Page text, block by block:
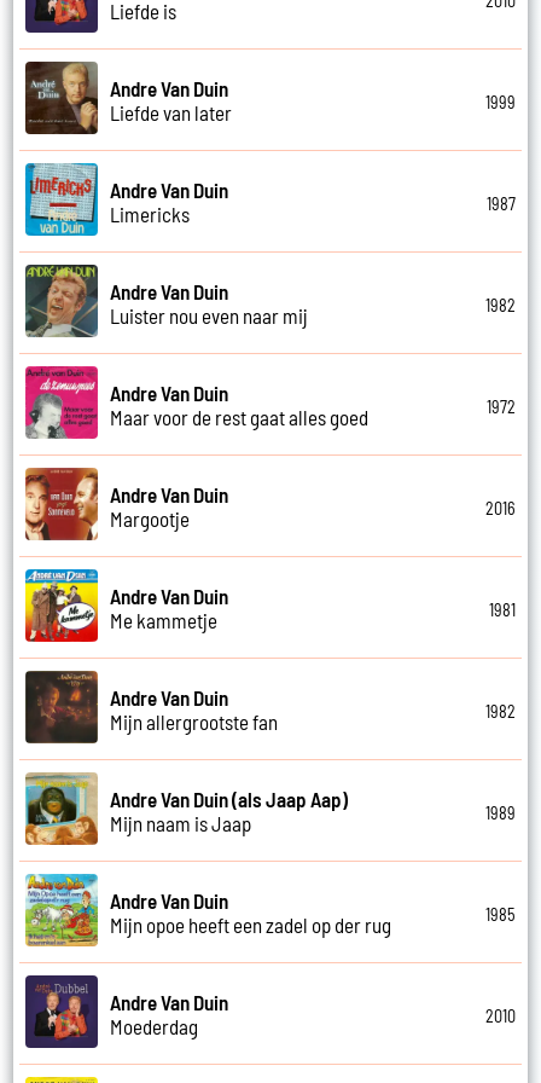
Liefde is
Andre Van Duin
Liefde van later
1999
Andre Van Duin
Limericks
1987
Andre Van Duin
Luister nou even naar mij
1982
Andre Van Duin
Maar voor de rest gaat alles goed
1972
Andre Van Duin
Margootje
2016
Andre Van Duin
Me kammetje
1981
Andre Van Duin
Mijn allergrootste fan
1982
Andre Van Duin (als Jaap Aap)
Mijn naam is Jaap
1989
Andre Van Duin
Mijn opoe heeft een zadel op der rug
1985
Andre Van Duin
Moederdag
2010